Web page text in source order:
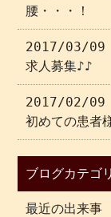
腰・・・！
2017/03/09
求人募集♪♪
2017/02/09
初めての患
ブログカテゴリ
最近の出来事